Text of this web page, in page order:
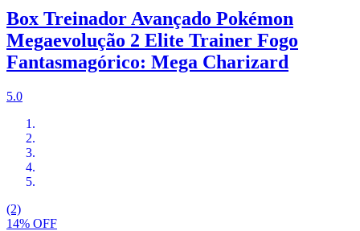
Box Treinador Avançado Pokémon
Megaevolução 2 Elite Trainer Fogo
Fantasmagórico: Mega Charizard
5.0
(2)
14% OFF